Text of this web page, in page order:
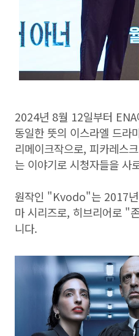
2024년 8월 12일부터
동일한 뜻의 이스라엘 드
리메이크작으로, 피카레스
는 이야기로 시청자들을 사
원작인 "Kvodo"는 2017년
마 시리즈로, 히브리어로 "
니다.